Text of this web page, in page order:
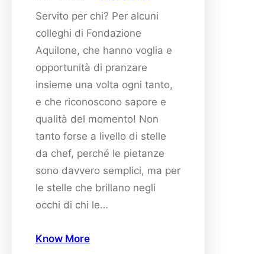
Servito per chi? Per alcuni
colleghi di Fondazione
Aquilone, che hanno voglia e
opportunità di pranzare
insieme una volta ogni tanto,
e che riconoscono sapore e
qualità del momento! Non
tanto forse a livello di stelle
da chef, perché le pietanze
sono davvero semplici, ma per
le stelle che brillano negli
occhi di chi le…
Know More